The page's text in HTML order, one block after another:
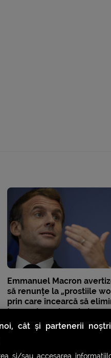
Emmanuel Macron
să renunțe la „prostiile
prin care încearcă să
termeni ca „domni,
Crăciun”
cât și partenerii